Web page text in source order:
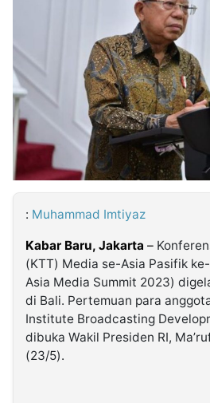
Insight
NTB
Suara
Time
Lens
IDN
Daily
Jogja
Jalan
Rakyat
Idealita
News
Kita
Notice
Dinamikapost.com
Radar
Baru
Seedbacklink
Follow
Kabarbaru
Kabarbaru.co
: Muhammad Imtiyaz
Kabar Baru, Jakarta –
(KTT) Media se-Asia Pasifik
Asia Media Summit 2023)
di Bali. Pertemuan para
Institute Broadcasting
dibuka Wakil Presiden RI,
(23/5).